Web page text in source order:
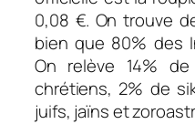
0,08 €. On trouve
bien que 80% des
On relève 14%
chrétiens, 2% de
juifs, jaïns et